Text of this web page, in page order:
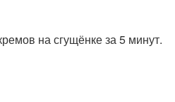
на сгущёнке за 5 минут.